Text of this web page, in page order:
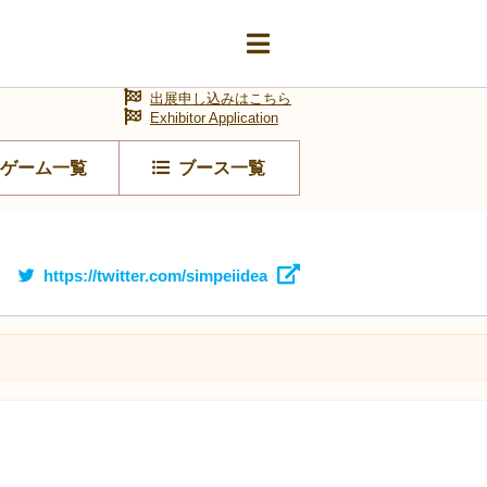
ゲーム一覧 ブース一覧
出展申し込みはこちら
Exhibitor Application
https://twitter.com/simpeiidea